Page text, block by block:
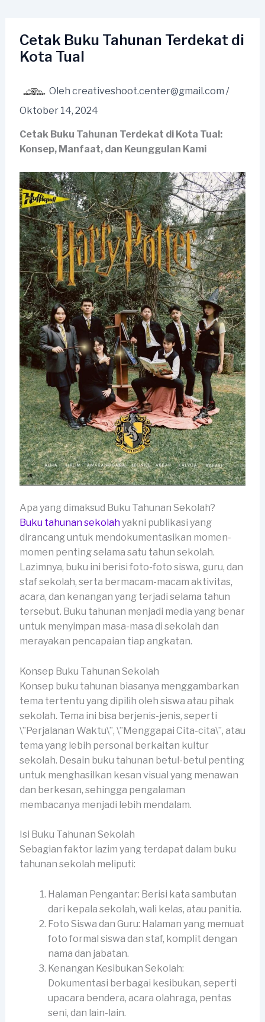
kontenCetak Buku Tahunan Terdekat di
Kota Tual
Oleh creativeshoot.center@gmail.com /
Oktober 14, 2024
Cetak Buku Tahunan Terdekat di Kota Tual:
Konsep, Manfaat, dan Keunggulan Kami
Apa yang dimaksud Buku Tahunan Sekolah?
Buku tahunan sekolahyakni publikasi yang
dirancang untuk mendokumentasikan momen-
momen penting selama satu tahun sekolah.
Lazimnya, buku ini berisi foto-foto siswa, guru, dan
staf sekolah, serta bermacam-macam aktivitas,
acara, dan kenangan yang terjadi selama tahun
tersebut. Buku tahunan menjadi media yang benar
untuk menyimpan masa-masa di sekolah dan
merayakan pencapaian tiap angkatan.
Konsep Buku Tahunan Sekolah
Konsep buku tahunan biasanya menggambarkan
tema tertentu yang dipilih oleh siswa atau pihak
sekolah. Tema ini bisa berjenis-jenis, seperti
\”Perjalanan Waktu\”, \”Menggapai Cita-cita\”, atau
tema yang lebih personal berkaitan kultur
sekolah. Desain buku tahunan betul-betul penting
untuk menghasilkan kesan visual yang menawan
dan berkesan, sehingga pengalaman
membacanya menjadi lebih mendalam.
Isi Buku Tahunan Sekolah
Sebagian faktor lazim yang terdapat dalam buku
tahunan sekolah meliputi:
Halaman Pengantar: Berisi kata sambutan
dari kepala sekolah, wali kelas, atau panitia.
Foto Siswa dan Guru: Halaman yang memuat
foto formal siswa dan staf, komplit dengan
nama dan jabatan.
Kenangan Kesibukan Sekolah:
Dokumentasi berbagai kesibukan, seperti
upacara bendera, acara olahraga, pentas
seni, dan lain-lain.